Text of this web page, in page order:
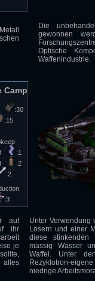
Die
gewonnen
Optische
Waffenindustrie.
Camp
:30
:15
:1
:2
:2
:3
auf
ihr
je
alles
Unter Verwendung
Lösern und einer
diese stinkenden
massig Wasser
Waffel. Unter
Rezyklotron-
niedrige